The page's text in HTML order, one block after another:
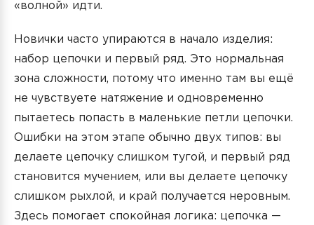
«волной» идти.
Новички часто упираются в начало изделия:
набор цепочки и первый ряд. Это нормальная
зона сложности, потому что именно там вы ещё
не чувствуете натяжение и одновременно
пытаетесь попасть в маленькие петли цепочки.
Ошибки на этом этапе обычно двух типов: вы
делаете цепочку слишком тугой, и первый ряд
становится мучением, или вы делаете цепочку
слишком рыхлой, и край получается неровным.
Здесь помогает спокойная логика: цепочка —